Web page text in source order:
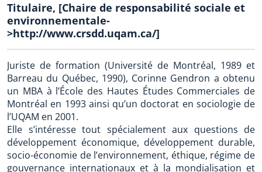
Titulaire, [Chaire de responsabilité sociale et
environnementale-
>http://www.crsdd.uqam.ca/]
Juriste de formation (Université de Montréal, 1989 et
Barreau du Québec, 1990), Corinne Gendron a obtenu
un MBA à l’École des Hautes Études Commerciales de
Montréal en 1993 ainsi qu’un doctorat en sociologie de
l’UQAM en 2001.
Elle s’intéresse tout spécialement aux questions de
développement économique, développement durable,
socio-économie de l’environnement, éthique, régime de
gouvernance internationaux et à la mondialisation et